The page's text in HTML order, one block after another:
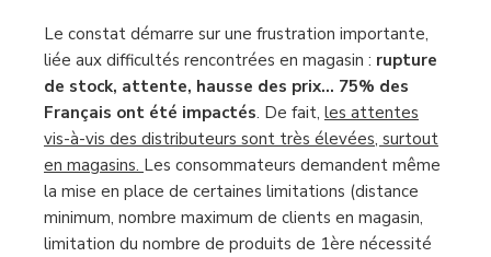
Le constat démarre sur une frustration importante,
liée aux difficultés rencontrées en magasin : rupture
de stock, attente, hausse des prix… 75% des
Français ont été impactés. De fait, les attentes
vis-à-vis des distributeurs sont très élevées, surtout
en magasins. Les consommateurs demandent même
la mise en place de certaines limitations (distance
minimum, nombre maximum de clients en magasin,
limitation du nombre de produits de 1ère nécessité